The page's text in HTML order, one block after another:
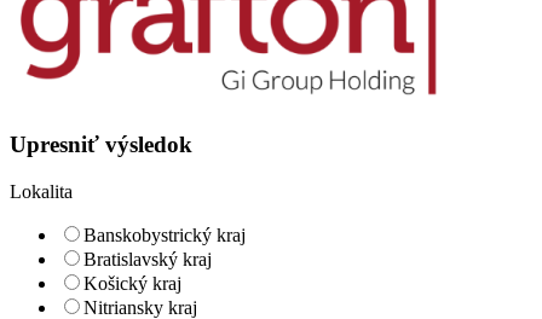
Upresniť výsledok
Lokalita
Banskobystrický kraj
Bratislavský kraj
Košický kraj
Nitriansky kraj